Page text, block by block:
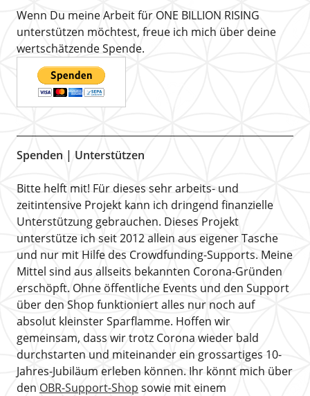
Wenn Du meine Arbeit für ONE BILLION RISING
unterstützen möchtest, freue ich mich über deine
wertschätzende Spende.
Spenden | Unterstützen
Bitte helft mit! Für dieses sehr arbeits- und
zeitintensive Projekt kann ich dringend finanzielle
Unterstützung gebrauchen. Dieses Projekt
unterstütze ich seit 2012 allein aus eigener Tasche
und nur mit Hilfe des Crowdfunding-Supports. Meine
Mittel sind aus allseits bekannten Corona-Gründen
erschöpft. Ohne öffentliche Events und den Support
über den Shop funktioniert alles nur noch auf
absolut kleinster Sparflamme. Hoffen wir
gemeinsam, dass wir trotz Corona wieder bald
durchstarten und miteinander ein grossartiges 10-
Jahres-Jubiläum erleben können. Ihr könnt mich über
den OBR-Support-Shop sowie mit einem